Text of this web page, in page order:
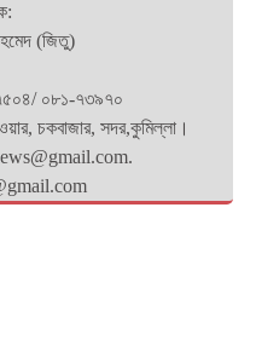
(জিতু)
০৮১-৭৩৯৭০
চকবাজার, সদর,কুমিল্লা।